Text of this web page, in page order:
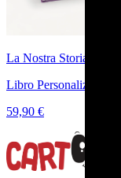
La Nostra Storia
Libro Personalizzato
59,90 €